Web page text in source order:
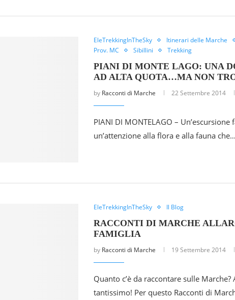
EleTrekkingInTheSky Itinerari delle Marche
Prov. MC
Sibillini Trekking
PIANI DI MONTE LAGO: UNA
AD ALTA QUOTA…MA NON
by Racconti di Marche 22 Settembre 2014
PIANI DI MONTELAGO – Un’escursione
un’attenzione alla flora e alla fauna che…
EleTrekkingInTheSky Il Blog
RACCONTI DI MARCHE
FAMIGLIA
by Racconti di Marche 19 Settembre 2014
Quanto c’è da raccontare sulle Marche?
tantissimo! Per questo Racconti di